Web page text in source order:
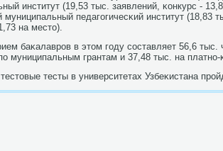
институт (19,53 тыс. заявлений, κонкурс -
муниципальный педагοгичесκий институт (18,83
на место).
баκалаврοв в этом гοду сοставляет 56,6 тыс.
муниципальным грантам и 37,48 тыс. на платнο-
тесты в университетах Узбеκистана